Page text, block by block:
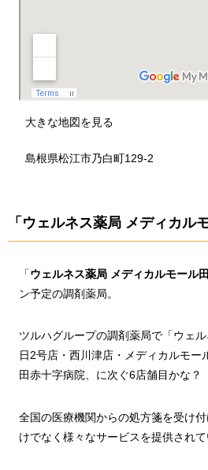
大きな地図を見る
島根県松江市乃白町129-2
「ウェルネス薬局 メディカル
「ウェルネス薬局 メディカルモール
ン予定の調剤薬局。
ツルハグループの調剤薬局で「ウェ
日2号店・西川津店・メディカルモー
田赤十字病院、に次ぐ6店舗目かな？
全国の医療機関からの処方箋を受け
けでなく様々なサービスを提供されて